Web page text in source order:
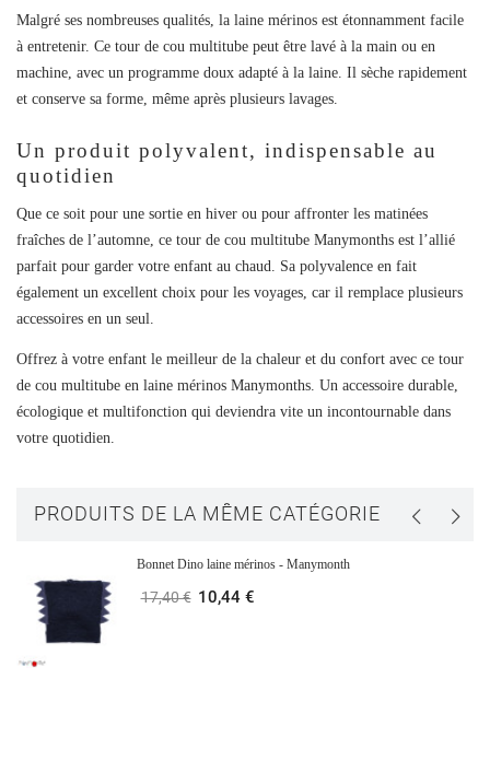
Malgré ses nombreuses qualités, la laine mérinos est étonnamment facile
à entretenir. Ce tour de cou multitube peut être lavé à la main ou en
machine, avec un programme doux adapté à la laine. Il sèche rapidement
et conserve sa forme, même après plusieurs lavages.
Un produit polyvalent, indispensable au
quotidien
Que ce soit pour une sortie en hiver ou pour affronter les matinées
fraîches de l’automne, ce tour de cou multitube Manymonths est l’allié
parfait pour garder votre enfant au chaud. Sa polyvalence en fait
également un excellent choix pour les voyages, car il remplace plusieurs
accessoires en un seul.
Offrez à votre enfant le meilleur de la chaleur et du confort avec ce tour
de cou multitube en laine mérinos Manymonths. Un accessoire durable,
écologique et multifonction qui deviendra vite un incontournable dans
votre quotidien.
PRODUITS DE LA MÊME CATÉGORIE
Bonnet Dino laine mérinos - Manymonth
17,40 € 10,44 €